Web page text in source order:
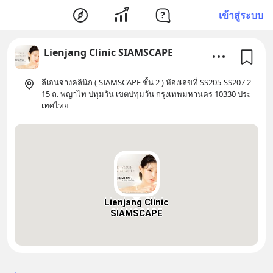
เข้าสู่ระบบ
Lienjang Clinic SIAMSCAPE
ลีเอนจางคลินิก ( SIAMSCAPE ชั้น 2 ) ห้องเลขที่ SS205-SS207 2
15 ถ. พญาไท ปทุมวัน เขตปทุมวัน กรุงเทพมหานคร 10330 ประ
เทศไทย
Lienjang Clinic
SIAMSCAPE